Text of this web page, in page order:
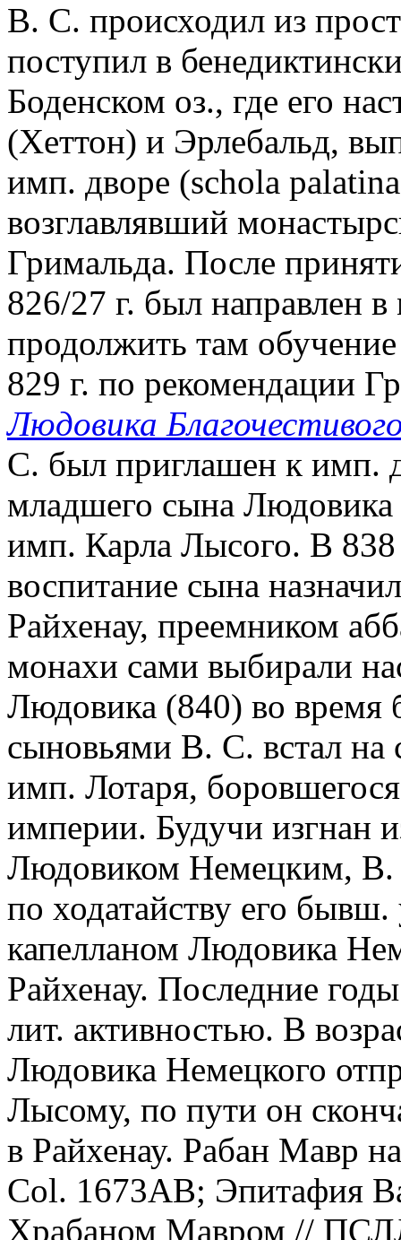
В. С. происходил из
поступил в
Боденском оз., где его
(Хеттон) и Эрлебальд,
имп. дворе (schola
возглавлявший
Гримальда. После
826/27 г. был направлен
продолжить там
829 г. по рекомендации
Людовика
С. был приглашен к имп.
младшего сына Людовика
имп. Карла Лысого. В 838
воспитание сына
Райхенау, преемником
монахи сами выбирали
Людовика (840) во время
сыновьями В. С. встал на
имп. Лотаря,
империи. Будучи изгнан
Людовиком Немецким, В.
по ходатайству его
капелланом Людовика
Райхенау. Последние
лит. активностью. В
Людовика Немецкого
Лысому, по пути он
в Райхенау. Рабан Мавр
Col. 1673AB; Эпитафия
Храбаном Мавром //